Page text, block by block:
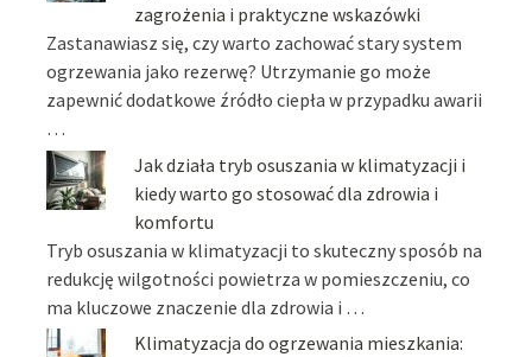
zagrożenia i praktyczne wskazówki
Zastanawiasz się, czy warto zachować stary system
ogrzewania jako rezerwę? Utrzymanie go może
zapewnić dodatkowe źródło ciepła w przypadku awarii
…
Jak działa tryb osuszania w klimatyzacji i
kiedy warto go stosować dla zdrowia i
komfortu
Tryb osuszania w klimatyzacji to skuteczny sposób na
redukcję wilgotności powietrza w pomieszczeniu, co
ma kluczowe znaczenie dla zdrowia i …
Klimatyzacja do ogrzewania mieszkania: